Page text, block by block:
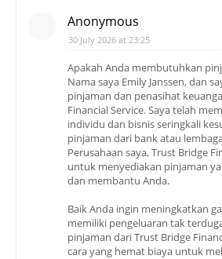
Anonymous
30 July 2026 at 23:25
Apakah Anda membutuhkan
Nama saya Emily Janssen, dan
pinjaman dan penasihat
Financial Service. Saya telah
individu dan bisnis seringkali
pinjaman dari bank atau
Perusahaan saya, Trust Bridge
untuk menyediakan pinjaman
dan membantu Anda.
Baik Anda ingin meningkatkan
memiliki pengeluaran tak
pinjaman dari Trust Bridge
cara yang hemat biaya untuk